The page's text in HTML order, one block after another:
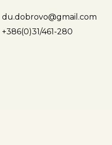
du.dobrovo@gmail.com
+386(0)31/461-280